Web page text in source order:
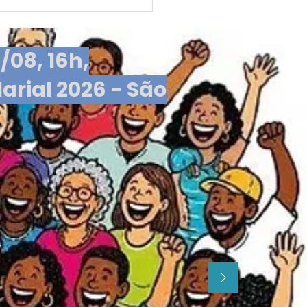
é crime; saiba
identificar
16h,
2026 - São